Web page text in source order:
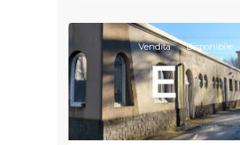
Vendita Disponibile